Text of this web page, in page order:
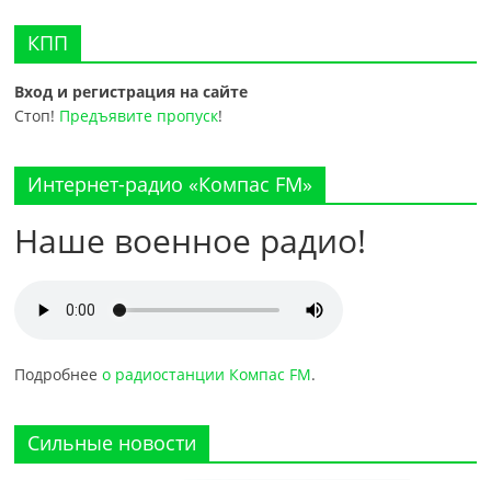
КПП
Вход и регистрация на сайте
Стоп! Предъявите пропуск!
Интернет-радио «Компас FM»
Наше военное радио!
Подробнеео радиостанции Компас FM.
Сильные новости